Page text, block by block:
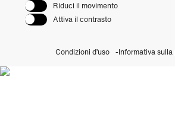
Riduci il movimento
Attiva il contrasto
Condizioni d’uso Informativa sulla